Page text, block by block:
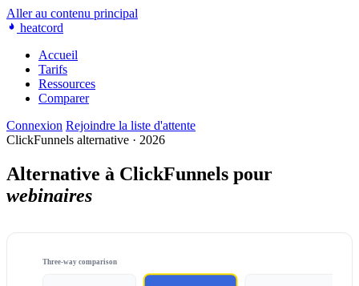
Aller au contenu principal
heatcord
Accueil
Tarifs
Ressources
Comparer
Connexion Rejoindre la liste d'attente
ClickFunnels alternative · 2026
Alternative à ClickFunnels pour
webinaires
Three-way comparison